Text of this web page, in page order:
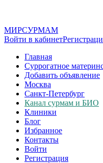
МИРСУРМАМ
Войти в кабинет
Главная
Суррогатное
Добавить объявление
Москва
Санкт-Петербург
Канал сурмам и БИО
Клиники
Блог
Избранное
Контакты
Войти
Регистрация